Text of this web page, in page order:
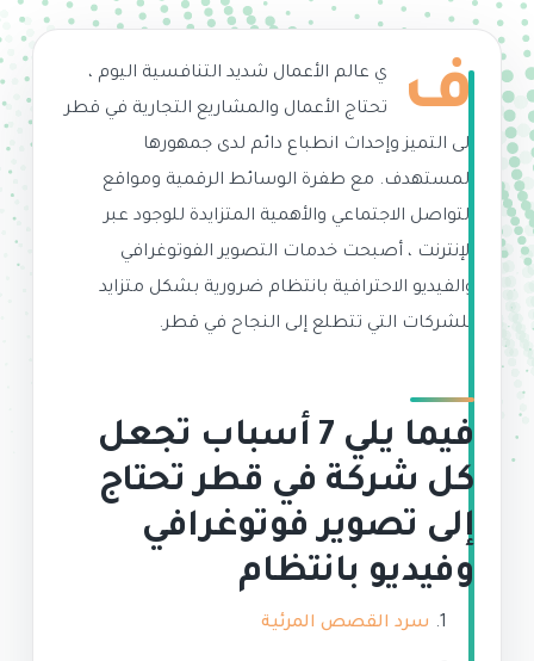
ف
ي عالم الأعمال شديد التنافسية اليوم ،
تحتاج الأعمال والمشاريع التجارية في قطر
إلى التميز وإحداث انطباع دائم لدى جمهورها
المستهدف. مع طفرة الوسائط الرقمية ومواقع
التواصل الاجتماعي والأهمية المتزايدة للوجود عبر
الإنترنت ، أصبحت خدمات التصوير الفوتوغرافي
والفيديو الاحترافية بانتظام ضرورية بشكل متزايد
للشركات التي تتطلع إلى النجاح في قطر.
فيما يلي 7 أسباب تجعل
كل شركة في قطر تحتاج
إلى تصوير فوتوغرافي
وفيديو بانتظام
سرد القصص المرئية